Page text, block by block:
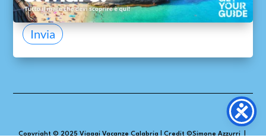
ricontattarmi e di inviare la guida gratuita.
Invia
Copyright © 2025 Viaggi Vacanze Calabria Credit ©Simone Azzurri